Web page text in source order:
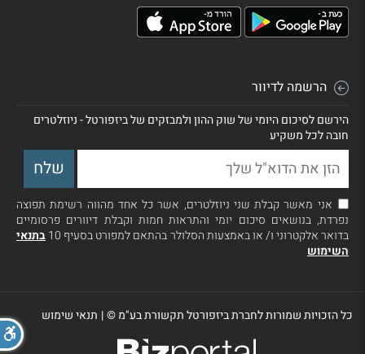
הרשמה לדיוור
הירשם לסיכום היומי של שוק ההון ולמבזקים של ביזפורטל - ניוזלטרים
חובה לכל משקיע
אני מאשר קבלת שני ניוזלטרים, אשר כל אחד מהווה רשימת תפוצה
נפרדת, בנושאים סיכום יומי והתראות חמות וקבלת דיוורים פרסומיים
בדואר אלקטרוני ו/ או באמצעות הסלולר בהתאם למפורט בסעיף 10
בתנאי
השימוש
כל הזכויות שמורות לחברת ביזפורטל תקשורת בע"מ ©| תנאי שימוש